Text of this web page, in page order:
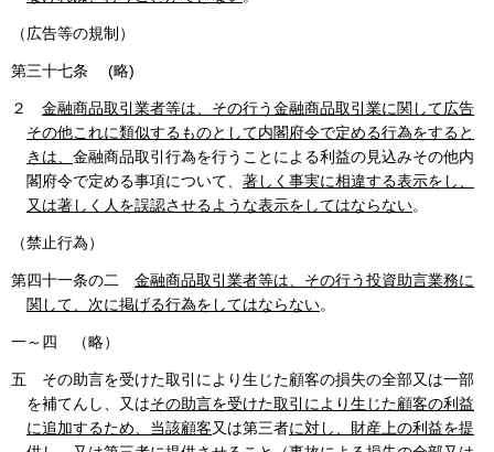
（広告等の規制）
第三十七条 (略)
２
金融商品取引業者等は、その行う金融商品取引業に関して広告
その他これに類似するものとして内閣府令で定める行為をすると
きは、 金融商品取引行為を行うことによる利益の見込みその他内
閣府令で定める事項について、 著しく事実に相違する表示をし、
又は著しく人を誤認させるような表示をしてはならない。
（禁止行為）
第四十一条の二
金融商品取引業者等は、その行う投資助言業務に
関して、次に掲げる行為をしてはならない。
一～四 （略）
五 その助言を受けた取引により生じた顧客の損失の全部又は一部
を補てんし、又はその助言を受けた取引により生じた顧客の利益
に追加するため、当該顧客又は第三者に対し、財産上の利益を提